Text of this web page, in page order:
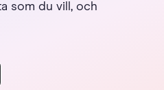
som du vill, och